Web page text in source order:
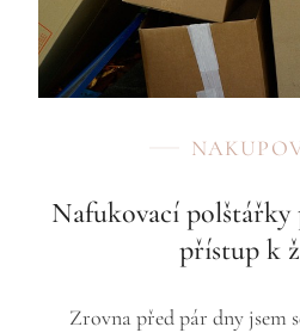
Nafukovací
přístup k
Zrovna před pár dny jsem